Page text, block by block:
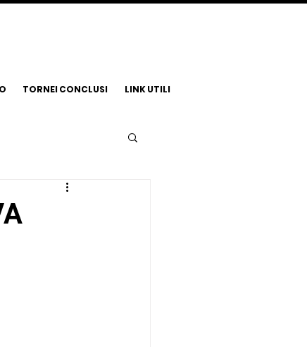
TORNEI CONCLUSI LINK UTILI